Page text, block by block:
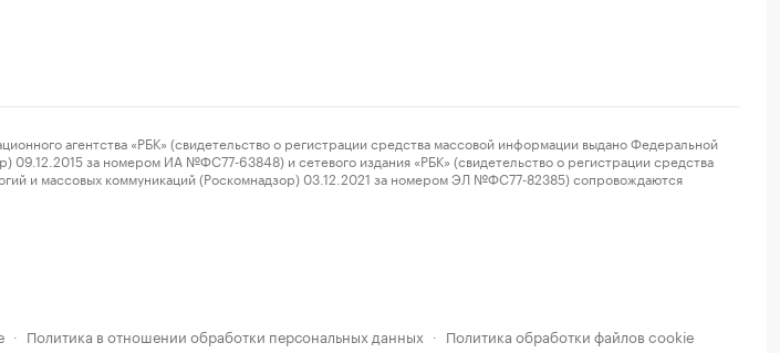
агентства «РБК» (свидетельство о регистрации средства массовой информации выдано Федеральной
за номером ИА №ФС77-63848) и сетевого издания «РБК» (свидетельство о регистрации средства
и массовых коммуникаций (Роскомнадзор) 03.12.2021 за номером ЭЛ №ФС77-82385) сопровождаются
· Политика в отношении обработки персональных данных · Политика обработки файлов cookie